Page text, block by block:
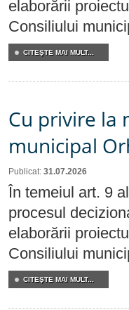
elaborării
Consiliului
CITEŞTE MAI MULT...
Cu privire la
municipal
Publicat: 31.07.2026
În temeiul art. 9
procesul
elaborării
Consiliului
CITEŞTE MAI MULT...